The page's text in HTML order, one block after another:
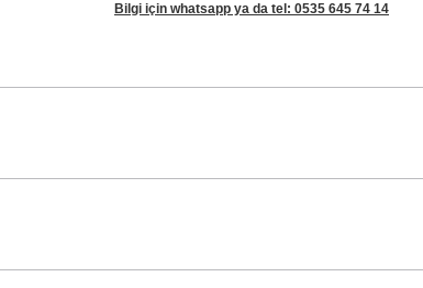
Bilgi için whatsapp ya da tel: 0535 645 74 14